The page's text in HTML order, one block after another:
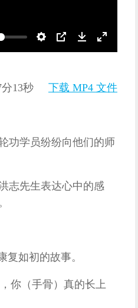
分13秒 下载 MP4 文件
功学员纷纷向他们的师
志先生表达心中的感
如初的故事。
你（手骨）真的长上